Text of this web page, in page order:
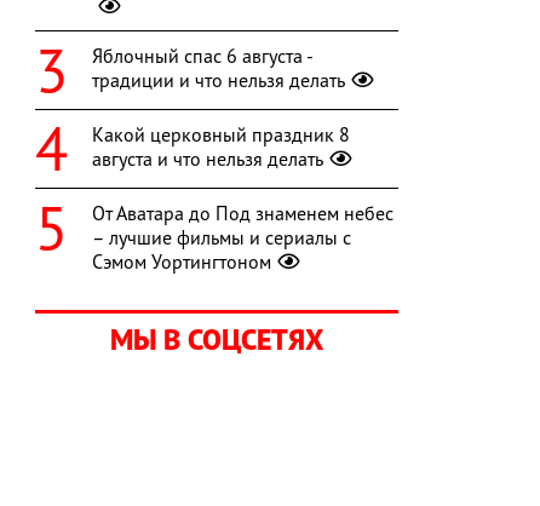
Яблочный спас 6 августа -
традиции и что нельзя делать
Какой церковный праздник 8
августа и что нельзя делать
От Аватара до Под знаменем небес
– лучшие фильмы и сериалы с
Сэмом Уортингтоном
МЫ В СОЦСЕТЯХ